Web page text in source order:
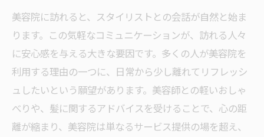
美容院に訪れると、スタイリストとの会話が自然と始ま
ります。この気軽なコミュニケーションが、訪れる人々
に安心感を与える大きな要因です。多くの人が美容院を
利用する理由の一つに、日常から少し離れてリフレッシ
ュしたいという願望があります。美容師との軽いおしゃ
べりや、髪に関するアドバイスを受けることで、心の距
離が縮まり、美容院は単なるサービス提供の場を超え、